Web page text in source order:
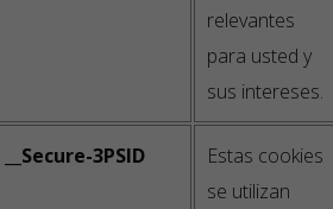
relevantes
para usted y
sus intereses.
__Secure-3PSID
Estas cookies
se utilizan